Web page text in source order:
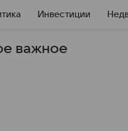
Инвестиции
важное